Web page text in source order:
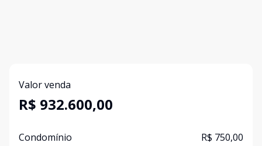
Valor venda
R$ 932.600,00
Condomínio R$ 750,00